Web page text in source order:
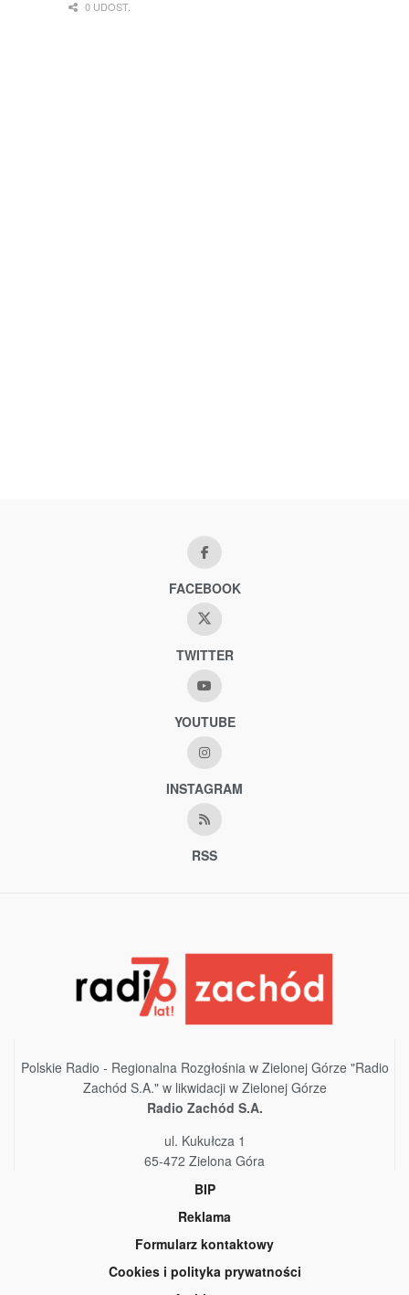
0 UDOST.
FACEBOOK
TWITTER
YOUTUBE
INSTAGRAM
RSS
Polskie Radio - Regionalna Rozgłośnia w Zielonej Górze "Radio
Zachód S.A." w likwidacji w Zielonej Górze
Radio Zachód S.A.
ul. Kukułcza 1
65-472 Zielona Góra
BIP
Reklama
Formularz kontaktowy
Cookies i polityka prywatności